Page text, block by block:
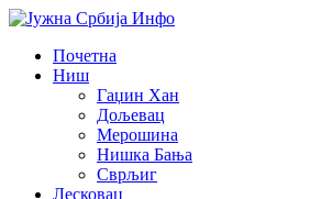
Почетна
Ниш
Гаџин Хан
Дољевац
Мерошина
Нишка Бања
Сврљиг
Лесковац